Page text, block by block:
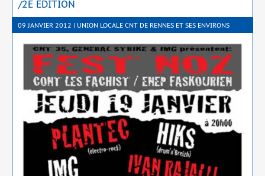
/​2E ÉDITION
09 JANVIER 2012 | UNION LOCALE CNT DE RENNES ET SES ENVIRONS